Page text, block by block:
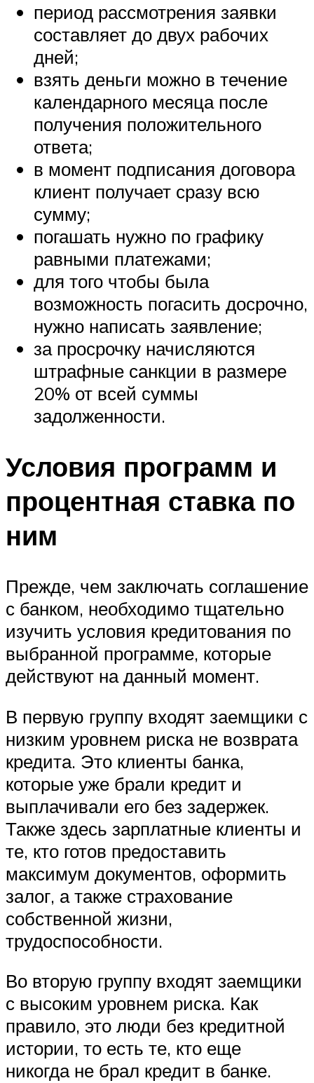
период рассмотрения заявки
составляет до двух рабочих
дней;
взять деньги можно в течение
календарного месяца после
получения положительного
ответа;
в момент подписания договора
клиент получает сразу всю
сумму;
погашать нужно по графику
равными платежами;
для того чтобы была
возможность погасить досрочно,
нужно написать заявление;
за просрочку начисляются
штрафные санкции в размере
20% от всей суммы
задолженности.
Условия программ и
процентная ставка по
ним
Прежде, чем заключать соглашение
с банком, необходимо тщательно
изучить условия кредитования по
выбранной программе, которые
действуют на данный момент.
В первую группу входят заемщики с
низким уровнем риска не возврата
кредита. Это клиенты банка,
которые уже брали кредит и
выплачивали его без задержек.
Также здесь зарплатные клиенты и
те, кто готов предоставить
максимум документов, оформить
залог, а также страхование
собственной жизни,
трудоспособности.
Во вторую группу входят заемщики
с высоким уровнем риска. Как
правило, это люди без кредитной
истории, то есть те, кто еще
никогда не брал кредит в банке.